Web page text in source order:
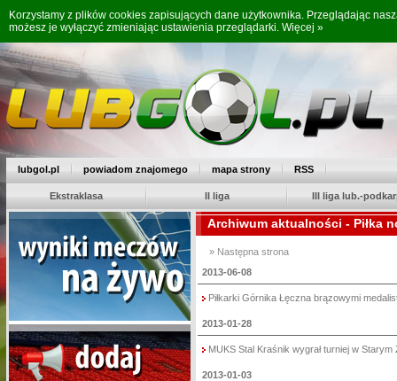
Korzystamy z plików cookies zapisujących dane użytkownika. Przeglądając
możesz je wyłączyć zmieniając ustawienia przeglądarki. Więcej »
lubgol.pl powiadom znajomego mapa strony RSS
Ekstraklasa II liga III liga lub.-
Archiwum aktualności - Piłka
» Następna strona
2013-06-08
Piłkarki Górnika Łęczna brązowymi
2013-01-28
MUKS Stal Kraśnik wygrał turniej w Starym
2013-01-03